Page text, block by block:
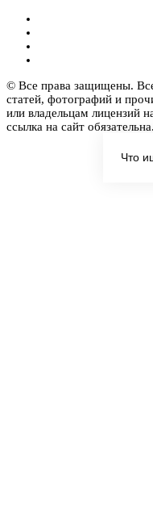
© Все права защищены.
статей, фотографий и
или владельцам лицензий
ссылка на сайт